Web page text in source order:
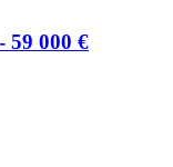
59 000 €